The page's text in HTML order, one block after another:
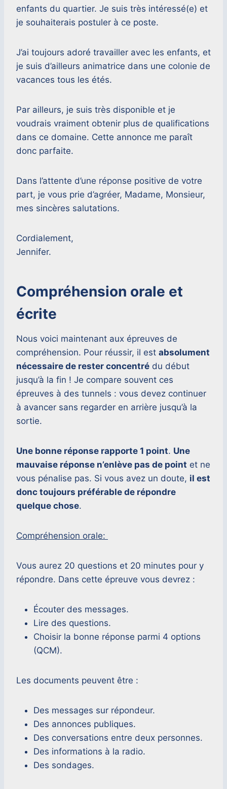
enfants du quartier. Je suis très intéressé(e) et
je souhaiterais postuler à ce poste.
J’ai toujours adoré travailler avec les enfants, et
je suis d’ailleurs animatrice dans une colonie de
vacances tous les étés.
Par ailleurs, je suis très disponible et je
voudrais vraiment obtenir plus de qualifications
dans ce domaine. Cette annonce me paraît
donc parfaite.
Dans l’attente d’une réponse positive de votre
part, je vous prie d’agréer, Madame, Monsieur,
mes sincères salutations.
Cordialement,
Jennifer.
Compréhension orale et
écrite
Nous voici maintenant aux épreuves de
compréhension. Pour réussir, il est absolument
nécessaire de rester concentré du début
jusqu’à la fin ! Je compare souvent ces
épreuves à des tunnels : vous devez continuer
à avancer sans regarder en arrière jusqu’à la
sortie.
Une bonne réponse rapporte 1 point. Une
mauvaise réponse n’enlève pas de point et ne
vous pénalise pas. Si vous avez un doute, il est
donc toujours préférable de répondre
quelque chose.
Compréhension orale:
Vous aurez 20 questions et 20 minutes pour y
répondre. Dans cette épreuve vous devrez :
Écouter des messages.
Lire des questions.
Choisir la bonne réponse parmi 4 options
(QCM).
Les documents peuvent être :
Des messages sur répondeur.
Des annonces publiques.
Des conversations entre deux personnes.
Des informations à la radio.
Des sondages.